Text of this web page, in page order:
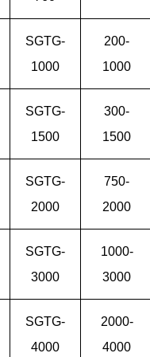
SGTG-
1000
200-
1000
SGTG-
1500
300-
1500
SGTG-
2000
750-
2000
SGTG-
3000
1000-
3000
SGTG-
4000
2000-
4000